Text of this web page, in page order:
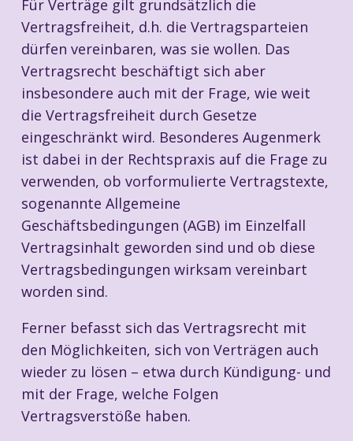
Für Verträge gilt grundsätzlich die
Vertragsfreiheit, d.h. die Vertragsparteien
dürfen vereinbaren, was sie wollen. Das
Vertragsrecht beschäftigt sich aber
insbesondere auch mit der Frage, wie weit
die Vertragsfreiheit durch Gesetze
eingeschränkt wird. Besonderes Augenmerk
ist dabei in der Rechtspraxis auf die Frage zu
verwenden, ob vorformulierte Vertragstexte,
sogenannte Allgemeine
Geschäftsbedingungen (AGB) im Einzelfall
Vertragsinhalt geworden sind und ob diese
Vertragsbedingungen wirksam vereinbart
worden sind.
Ferner befasst sich das Vertragsrecht mit
den Möglichkeiten, sich von Verträgen auch
wieder zu lösen – etwa durch Kündigung- und
mit der Frage, welche Folgen
Vertragsverstöße haben.